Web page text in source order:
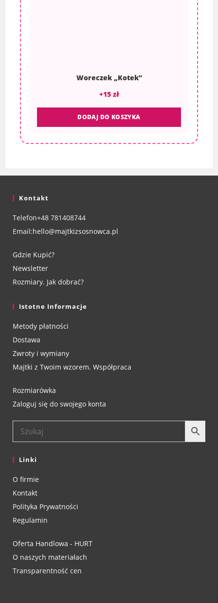
Woreczek „Kotek”
+15 zł
DODAJ DO KOSZYKA
Kontakt
Telefon+48 781408744
Email:hello@majtkizsosnowca.pl
Gdzie Kupić?
Newsletter
Rozmiary. Jak dobrać?
Istotne Informacje
Metody płatności
Dostawa
Zwroty i wymiany
Majtki z Twoim wzorem. Współpraca
Rozmiarówka
Zaloguj się do swojego konta
Linki
O firmie
Kontakt
Polityka Prywatności
Regulamin
Oferta Handlowa - HURT
O naszych materiałach
Transparentność cen